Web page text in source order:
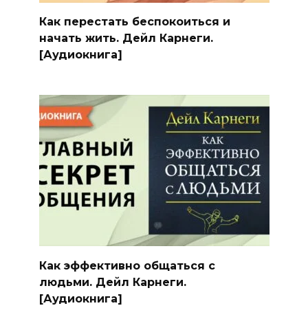
Как перестать беспокоиться и
начать жить. Дейл Карнеги.
[Аудиокнига]
Как эффективно общаться с
людьми. Дейл Карнеги.
[Аудиокнига]